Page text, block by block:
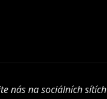
nás na sociálních sítích